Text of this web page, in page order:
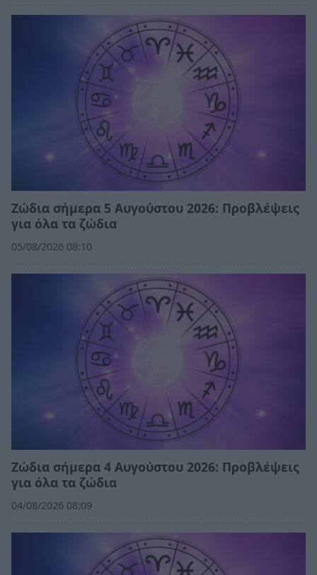
Ζώδια σήμερα 5 Αυγούστου 2026: Προβλέψεις
για όλα τα ζώδια
05/08/2026 08:10
Ζώδια σήμερα 4 Αυγούστου 2026: Προβλέψεις
για όλα τα ζώδια
04/08/2026 08:09